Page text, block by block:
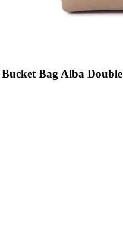
Bag Alba Double